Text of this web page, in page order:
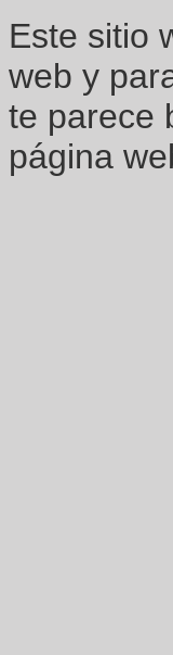
Este sitio
web y
te parece
página